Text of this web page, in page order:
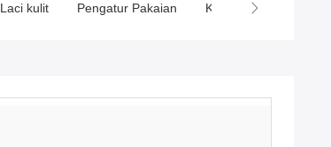
Laci kulit Pengatur Pakaian Kotak penyimpanan